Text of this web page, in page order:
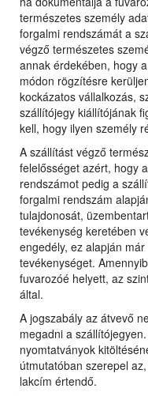
természetes személy
forgalmi rendszámát a
végző természetes
annak érdekében, hogy
módon rögzítésre
kockázatos vállalkozás,
szállítójegy kiállítójának
kell, hogy ilyen személy
A szállítást végző
felelősséget azért, hogy
rendszámot pedig a
forgalmi rendszám
tulajdonosát,
tevékenység keretében
engedély, ez alapján
tevékenységet.
fuvarozóé helyett, az
által.
A jogszabály az átvevő
megadni a
nyomtatványok
útmutatóban szerepel
lakcím értendő.